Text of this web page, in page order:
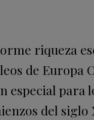
riqueza
de Europa
especial para
del siglo